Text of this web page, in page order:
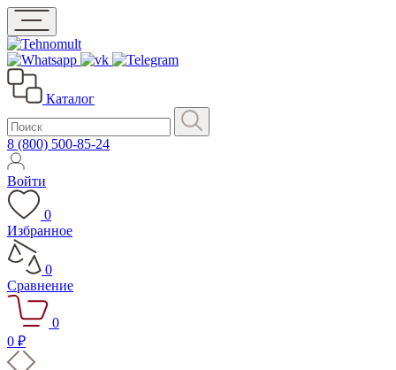
Каталог
8 (800) 500-85-24
Войти
0
Избранное
0
Сравнение
0
0 ₽